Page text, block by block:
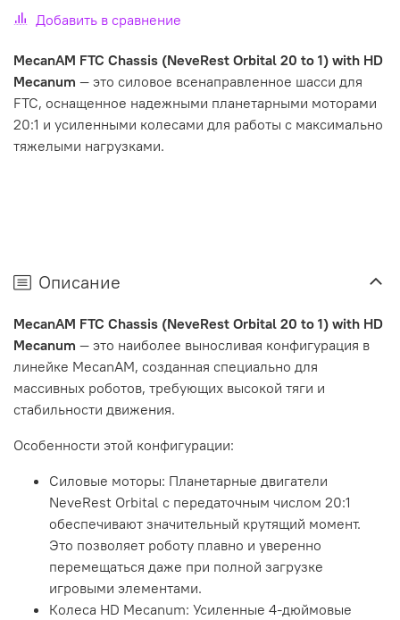
Добавить в сравнение
MecanAM FTC Chassis (NeveRest Orbital 20 to 1) with HD
Mecanum — это силовое всенаправленное шасси для
FTC, оснащенное надежными планетарными моторами
20:1 и усиленными колесами для работы с максимально
тяжелыми нагрузками.
Описание
MecanAM FTC Chassis (NeveRest Orbital 20 to 1) with HD
Mecanum — это наиболее выносливая конфигурация в
линейке MecanAM, созданная специально для
массивных роботов, требующих высокой тяги и
стабильности движения.
Особенности этой конфигурации:
Силовые моторы: Планетарные двигатели
NeveRest Orbital с передаточным числом 20:1
обеспечивают значительный крутящий момент.
Это позволяет роботу плавно и уверенно
перемещаться даже при полной загрузке
игровыми элементами.
Колеса HD Mecanum: Усиленные 4-дюймовые